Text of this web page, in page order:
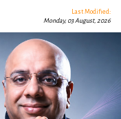
Last Modified:
Monday, 03 August, 2026